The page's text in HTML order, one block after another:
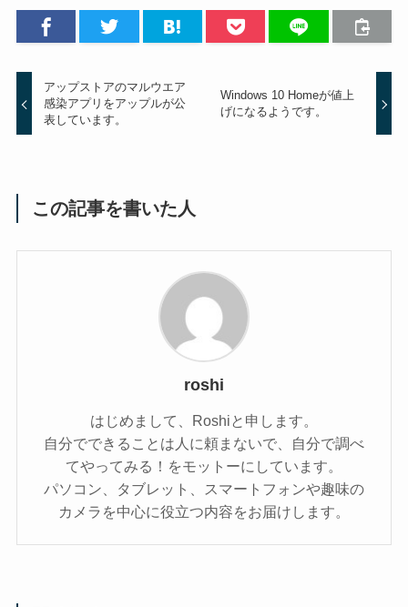
アップストアのマルウエア
感染アプリをアップルが公
表しています。
Windows 10 Homeが値上
げになるようです。
この記事を書いた人
roshi
はじめまして、Roshiと申します。
自分でできることは人に頼まないで、自分で調べ
てやってみる！をモットーにしています。
パソコン、タブレット、スマートフォンや趣味の
カメラを中心に役立つ内容をお届けします。